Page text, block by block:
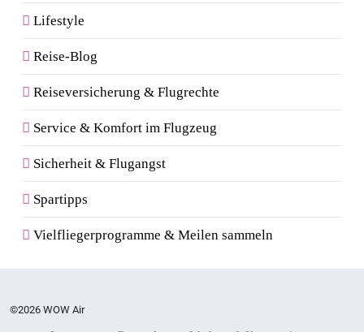
Lifestyle
Reise-Blog
Reiseversicherung & Flugrechte
Service & Komfort im Flugzeug
Sicherheit & Flugangst
Spartipps
Vielfliegerprogramme & Meilen sammeln
©2026 WOW Air